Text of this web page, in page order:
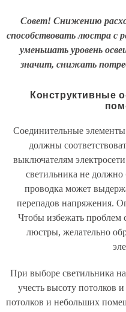
Совет! Снижению
способствовать люстра с
уменьшать уровень
значит, снижать
Конструктивные
Соединительные
должны
выключателям
светильника не
проводка может
перепадов напряжения.
Чтобы избежать
люстры, желательно
При выборе светильника
учесть высоту потолков
потолков и небольших